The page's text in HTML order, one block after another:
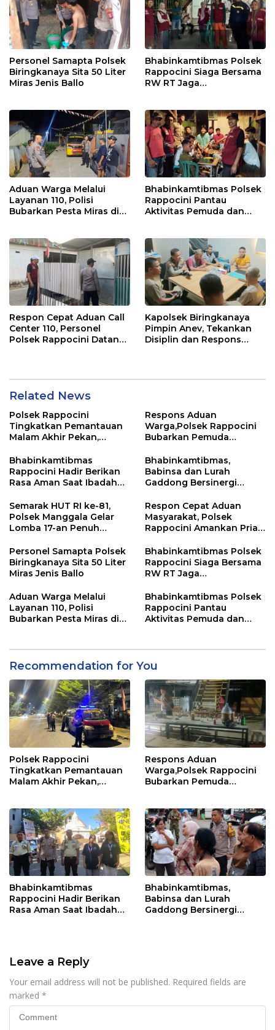
Personel Samapta Polsek
Biringkanaya Sita 50 Liter
Miras Jenis Ballo
Bhabinkamtibmas Polsek
Rappocini Siaga Bersama
RW RT Jaga
Aduan Warga Melalui
Layanan 110, Polisi
Bubarkan Pesta Miras di
Bhabinkamtibmas Polsek
Rappocini Pantau
Aktivitas Pemuda dan
Respon Cepat Aduan Call
Center 110, Personel
Polsek Rappocini Datangi
Kapolsek Biringkanaya
Pimpin Anev, Tekankan
Disiplin dan Respons
Related News
Polsek Rappocini
Tingkatkan Pemantauan
Malam Akhir Pekan,
dan Balapan Liar
Respons Aduan
Warga,Polsek Rappocini
Bubarkan Pemuda
Bhabinkamtibmas
Rappocini Hadir Berikan
Rasa Aman Saat Ibadah
Bhabinkamtibmas,
Babinsa dan Lurah
Gaddong Bersinergi
Pendapat Warga
Semarak HUT RI ke-81,
Polsek Manggala Gelar
Lomba 17-an Penuh
Respon Cepat Aduan
Masyarakat, Polsek
Rappocini Amankan Pria
Keributan
Personel Samapta Polsek
Biringkanaya Sita 50 Liter
Miras Jenis Ballo
Bhabinkamtibmas Polsek
Rappocini Siaga Bersama
RW RT Jaga
Aduan Warga Melalui
Layanan 110, Polisi
Bubarkan Pesta Miras di
Bhabinkamtibmas Polsek
Rappocini Pantau
Aktivitas Pemuda dan
Recommendation for You
Polsek Rappocini
Tingkatkan Pemantauan
Malam Akhir Pekan,
Respons Aduan
Warga,Polsek Rappocini
Bubarkan Pemuda
Bhabinkamtibmas
Rappocini Hadir Berikan
Rasa Aman Saat Ibadah
Bhabinkamtibmas,
Babinsa dan Lurah
Gaddong Bersinergi
Leave a Reply
Your email address will not be published. Required fields are
marked *